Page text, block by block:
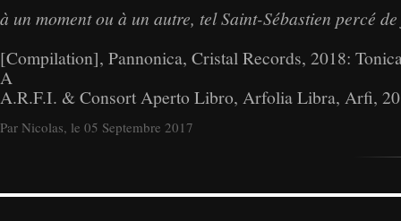
à un moment ou à un autre, tel Saint-Sébastien percé
[Compilation], Pannonica, Cristal Records, 2018:
A
A.R.F.I. & Consort Aperto Libro, Arfolia Libra, Arfi,
Par Nicolas, le 05 Septembre 2017